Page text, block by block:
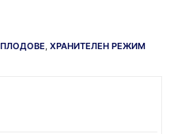
ПЛОДОВЕ, ХРАНИТЕЛЕН РЕЖИМ